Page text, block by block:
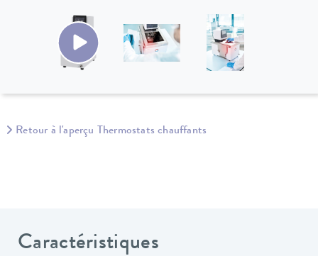
Retour à l'aperçu Thermostats chauffants
Caractéristiques